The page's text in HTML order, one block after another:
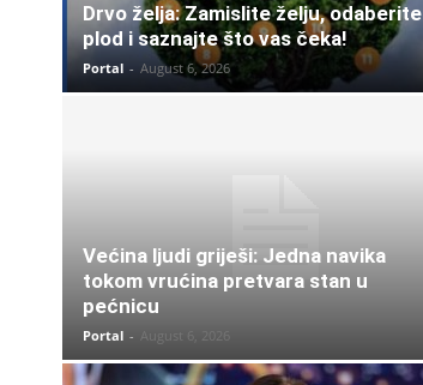
Drvo želja: Zamislite želju, odaberite
plod i saznajte što vas čeka!
Portal - August 6, 2026
Većina ljudi griješi: Jedna navika
tokom vrućina pretvara stan u
pećnicu
Portal - August 6, 2026